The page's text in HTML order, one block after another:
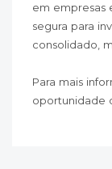
em empresas
segura para
consolidado,
Para mais
oportunidade